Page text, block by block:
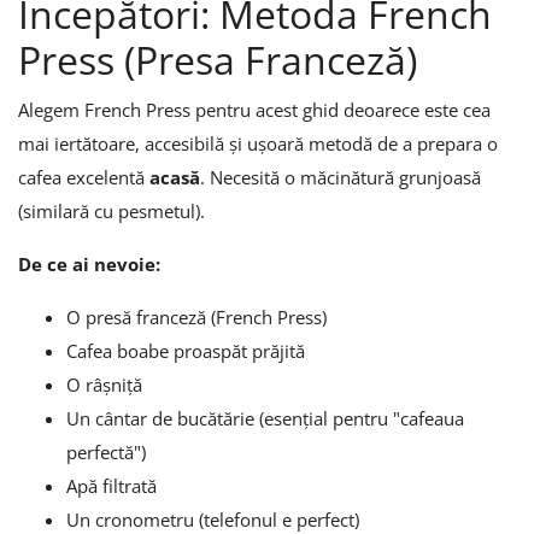
Începători: Metoda French
Press (Presa Franceză)
Alegem French Press pentru acest ghid deoarece este cea
mai iertătoare, accesibilă și ușoară metodă de a prepara o
cafea excelentă acasă. Necesită o măcinătură grunjoasă
(similară cu pesmetul).
De ce ai nevoie:
O presă franceză (French Press)
Cafea boabe proaspăt prăjită
O râșniță
Un cântar de bucătărie (esențial pentru "cafeaua
perfectă")
Apă filtrată
Un cronometru (telefonul e perfect)